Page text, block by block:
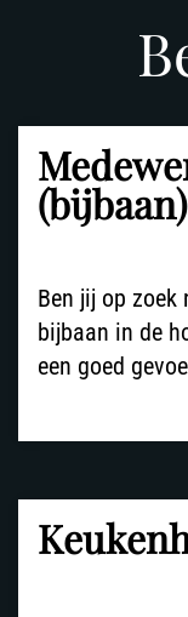
(bijbaan)
Ben jij op zoek
bijbaan in de
een goed